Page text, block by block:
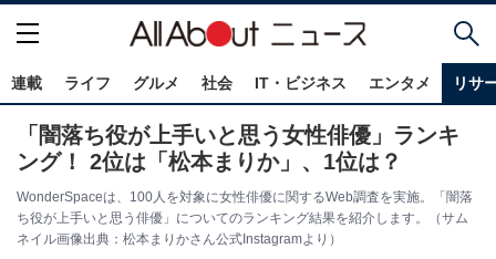
連載 ライフ グルメ 社会 IT・ビジネス エンタメ リサ
「闇落ち役が上手いと思う女性俳優」ランキ
ング！ 2位は「松本まりか」、1位は？
WonderSpaceは、100人を対象に女性俳優に関するWeb調査を実施。「闇落
ち役が上手いと思う俳優」についてのランキング結果を紹介します。（サム
ネイル画像出典：松本まりかさん公式Instagramより）